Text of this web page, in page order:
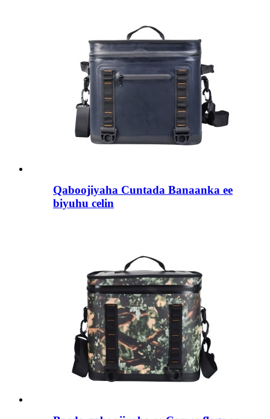
Qaboojiyaha Cuntada Banaanka ee
biyuhu celin